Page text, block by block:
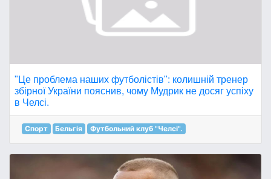
"Це проблема наших футболістів": колишній тренер
збірної України пояснив, чому Мудрик не досяг успіху
в Челсі.
Спорт Бельгія Футбольний клуб "Челсі".